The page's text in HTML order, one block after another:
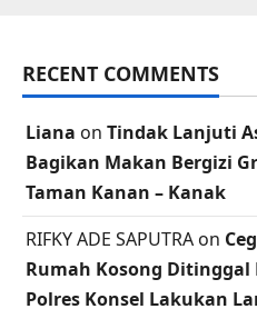
RECENT COMMENTS
Liana on Tindak Lanjuti
Bagikan Makan Bergizi
Taman Kanan – Kanak
RIFKY ADE SAPUTRA on
Rumah Kosong
Polres Konsel Lakukan